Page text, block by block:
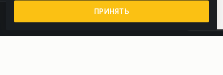
ПРИНЯТЬ